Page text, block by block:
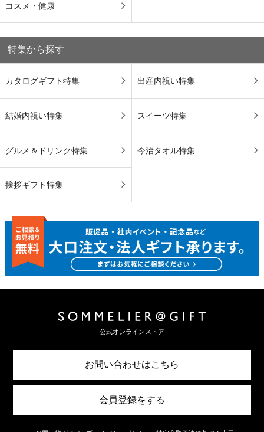
コスメ・健康
特集から探す
カタログギフト特集 出産内祝い特集
結婚内祝い特集 スイーツ特集
グルメ＆ドリンク特集 今治タオル特集
挨拶ギフト特集
公式オンラインストア
お問い合わせはこちら
会員登録をする